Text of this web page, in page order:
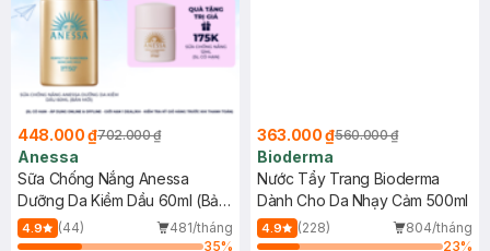
448.000 ₫702.000 ₫
Anessa
Sữa Chống Nắng Anessa
Dưỡng Da Kiềm Dầu 60ml (Bản
Mới)
4.9 (44)
481/tháng
35%
363.000 ₫560.000 ₫
Bioderma
Nước Tẩy Trang Bioderma
Dành Cho Da Nhạy Cảm 500ml
4.9 (228)
804/tháng
23%